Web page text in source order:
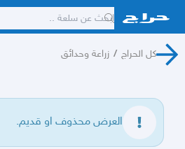
كل الحراج / زراعة وحدائق
العرض محذوف او قديم.